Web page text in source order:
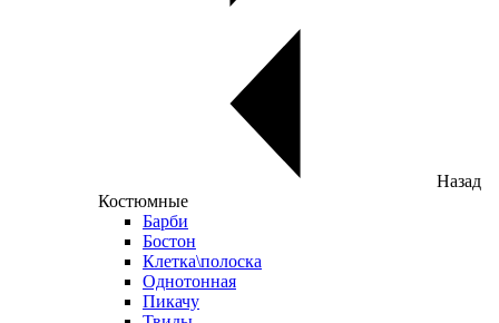
Назад
Костюмные
Барби
Бостон
Клетка\полоска
Однотонная
Пикачу